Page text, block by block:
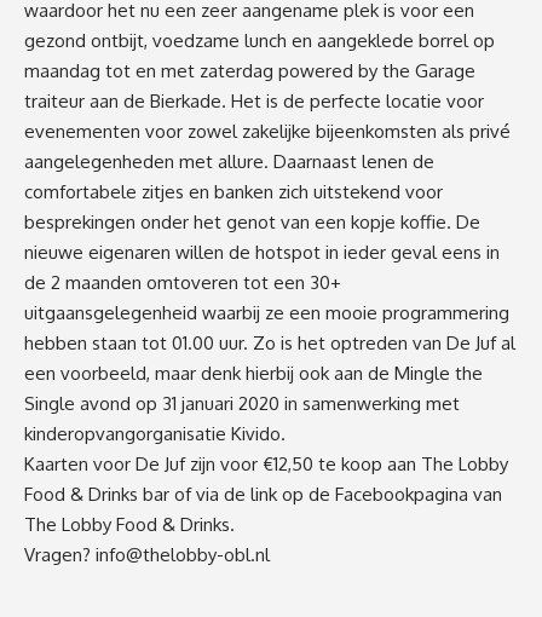
waardoor het nu een zeer aangename plek is voor een
gezond ontbijt, voedzame lunch en aangeklede borrel op
maandag tot en met zaterdag powered by the Garage
traiteur aan de Bierkade. Het is de perfecte locatie voor
evenementen voor zowel zakelijke bijeenkomsten als privé
aangelegenheden met allure. Daarnaast lenen de
comfortabele zitjes en banken zich uitstekend voor
besprekingen onder het genot van een kopje koffie. De
nieuwe eigenaren willen de hotspot in ieder geval eens in
de 2 maanden omtoveren tot een 30+
uitgaansgelegenheid waarbij ze een mooie programmering
hebben staan tot 01.00 uur. Zo is het optreden van De Juf al
een voorbeeld, maar denk hierbij ook aan de Mingle the
Single avond op 31 januari 2020 in samenwerking met
kinderopvangorganisatie Kivido.
Kaarten voor De Juf zijn voor €12,50 te koop aan The Lobby
Food & Drinks bar of via de link op de Facebookpagina van
The Lobby Food & Drinks.
Vragen? info@thelobby-obl.nl